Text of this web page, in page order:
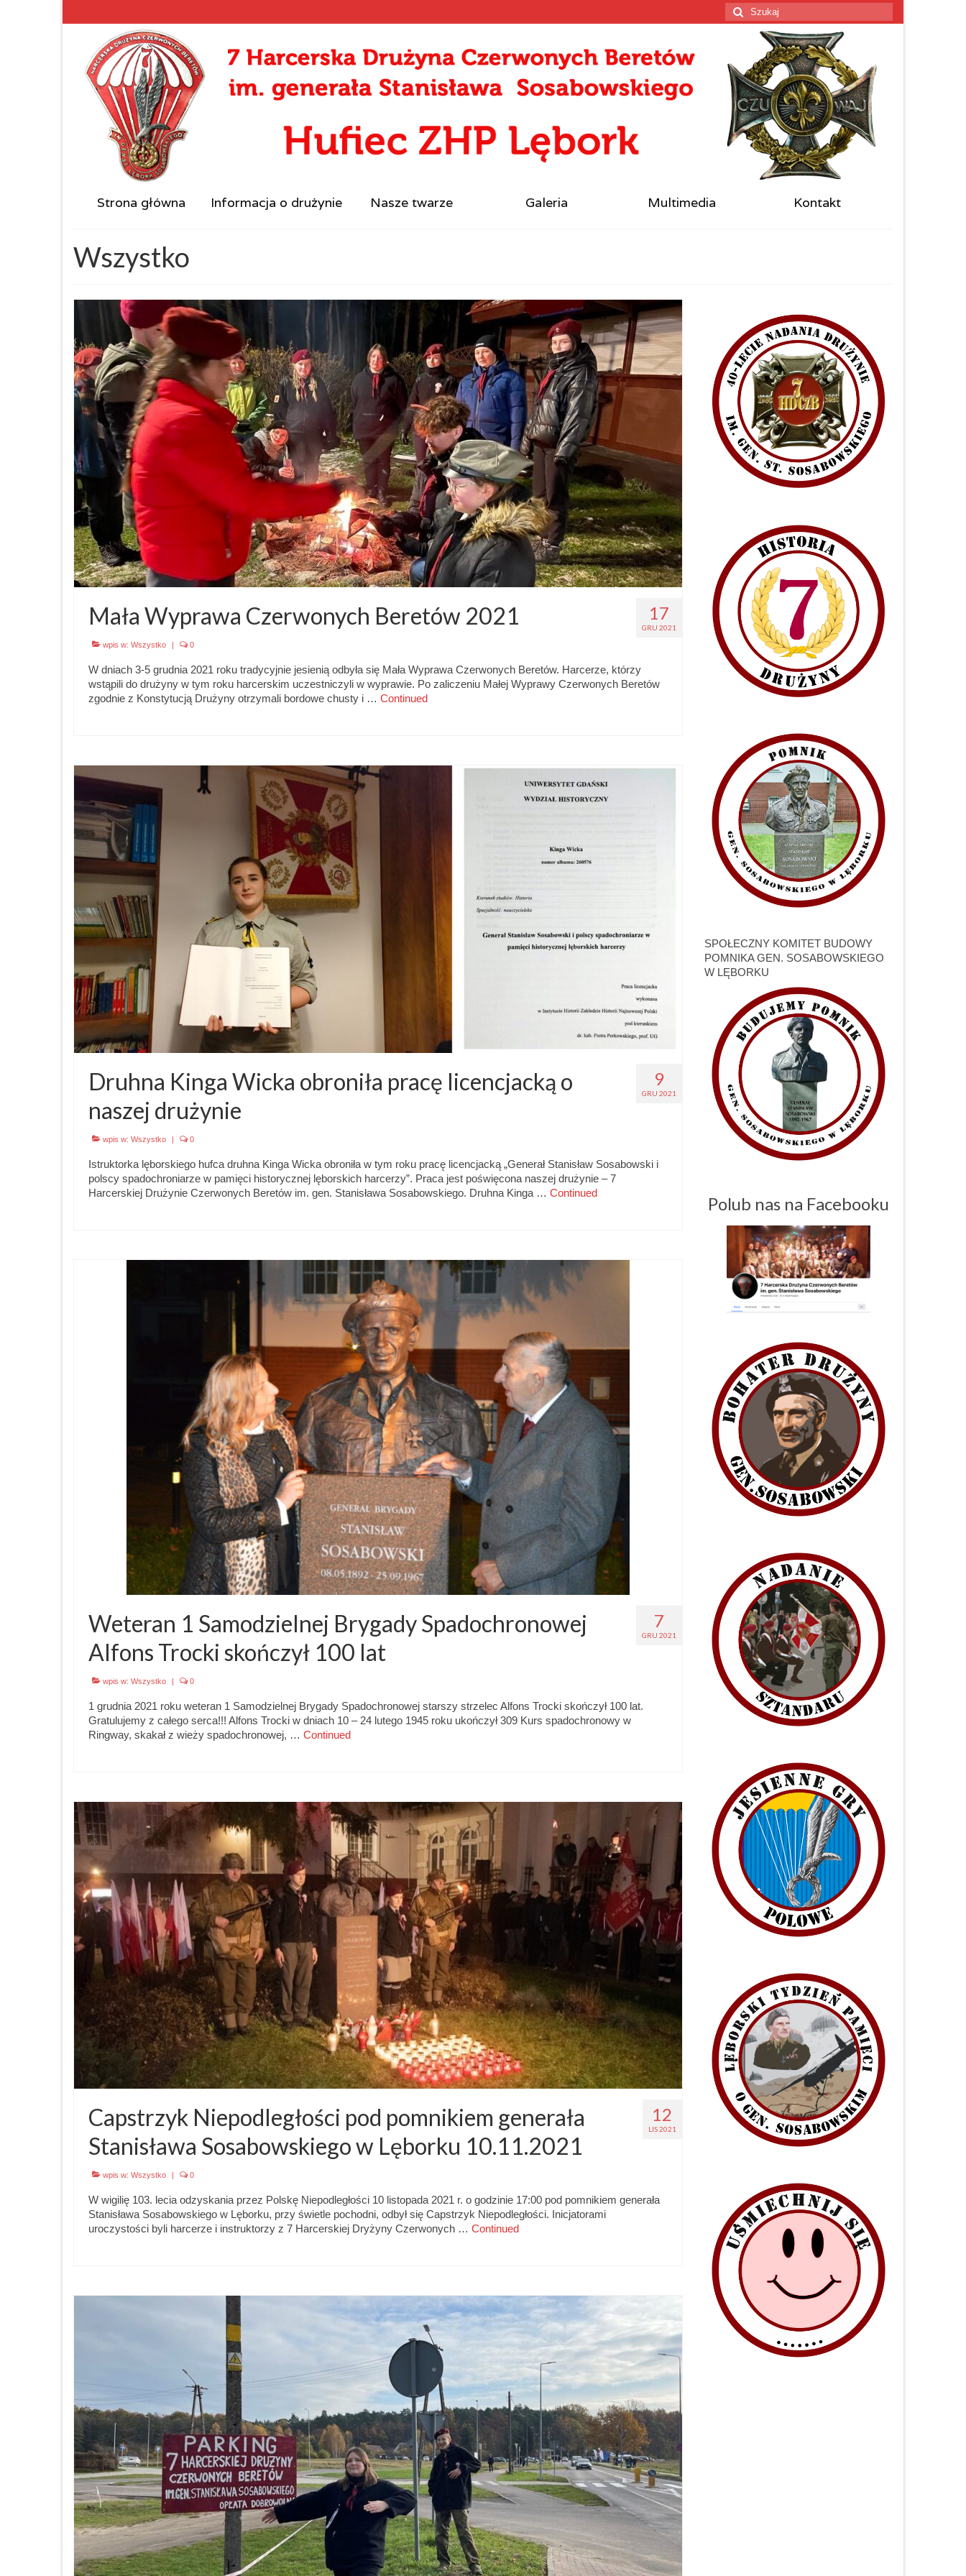
Szuklaj
w:
Strona główna Informacja o drużynie Nasze twarze Galeria Multimedia Kontakt
Wszystko
17
GRU 2021
Mała Wyprawa Czerwonych Beretów 2021
wpis w: Wszystko | 0
W dniach 3-5 grudnia 2021 roku tradycyjnie jesienią odbyła się Mała Wyprawa Czerwonych Beretów. Harcerze, którzy
wstąpili do drużyny w tym roku harcerskim uczestniczyli w wyprawie. Po zaliczeniu Małej Wyprawy Czerwonych Beretów
zgodnie z Konstytucją Drużyny otrzymali bordowe chusty i … Continued
9
GRU 2021
Druhna Kinga Wicka obroniła pracę licencjacką o
naszej drużynie
wpis w: Wszystko | 0
Istruktorka lęborskiego hufca druhna Kinga Wicka obroniła w tym roku pracę licencjacką „Generał Stanisław Sosabowski i
polscy spadochroniarze w pamięci historycznej lęborskich harcerzy”. Praca jest poświęcona naszej drużynie – 7
Harcerskiej Drużynie Czerwonych Beretów im. gen. Stanisława Sosabowskiego. Druhna Kinga … Continued
7
GRU 2021
Weteran 1 Samodzielnej Brygady Spadochronowej
Alfons Trocki skończył 100 lat
wpis w: Wszystko | 0
1 grudnia 2021 roku weteran 1 Samodzielnej Brygady Spadochronowej starszy strzelec Alfons Trocki skończył 100 lat.
Gratulujemy z całego serca!!! Alfons Trocki w dniach 10 – 24 lutego 1945 roku ukończył 309 Kurs spadochronowy w
Ringway, skakał z wieży spadochronowej, … Continued
12
LIS 2021
Capstrzyk Niepodległości pod pomnikiem generała
Stanisława Sosabowskiego w Lęborku 10.11.2021
wpis w: Wszystko 0
W wigilię 103. lecia odzyskania przez Polskę Niepodległości 10 listopada 2021 r. o godzinie 17:00 pod pomnikiem generała
Stanisława Sosabowskiego w Lęborku, przy świetle pochodni, odbył się Capstrzyk Niepodległości. Inicjatorami
uroczystości byli harcerze i instruktorzy z 7 Harcerskiej Dryżyny Czerwonych … Continued
SPOŁECZNY KOMITET BUDOWY
POMNIKA GEN. SOSABOWSKIEGO
W LĘBORKU
Polub nas na Facebooku